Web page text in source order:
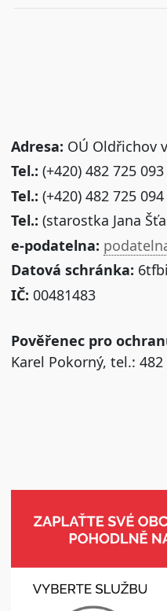
Adresa: OÚ Oldřichov
Tel.: (+420) 482 725 093
Tel.: (+420) 482 725 094
Tel.: (starostka Jana
e-podatelna:
Datová schránka:
IČ: 00481483
Pověřenec pro
Karel Pokorný, tel.: